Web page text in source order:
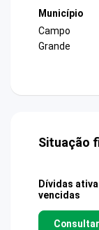
Município
Campo
Grande
Situação
Dívidas
vencidas
Consultar